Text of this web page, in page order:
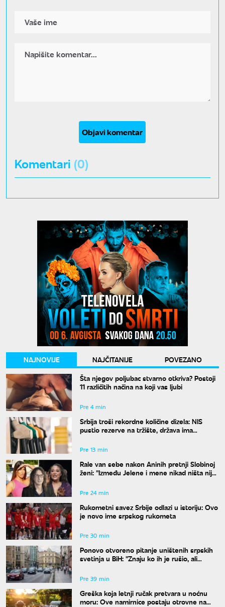
Objavi komentar
Komentari (0)
NAJNOVIJE NAJČITANIJE
POVEZANO
Šta njegov poljubac stvarno otkriva? Postoji
11 različitih načina na koji vas ljubi
Pre 4 min
Srbija troši rekordne količine dizela: NIS
pustio rezerve na tržište, država ima
Pre 13 min
Rale van sebe nakon Aninih pretnji Slobinoj
ženi: "Između Jelene i mene nikad ništa nije
Pre 24 min
Rukometni savez Srbije odlazi u istoriju: Ovo
je novo ime srpskog rukometa
Pre 30 min
Ponovo otvoreno pitanje uništenih srpskih
svetinja u BiH: "Znaju ko ih je rušio, ali
Pre 39 min
Greška koja letnji ručak pretvara u noćnu
moru: Ove namirnice postaju otrovne na